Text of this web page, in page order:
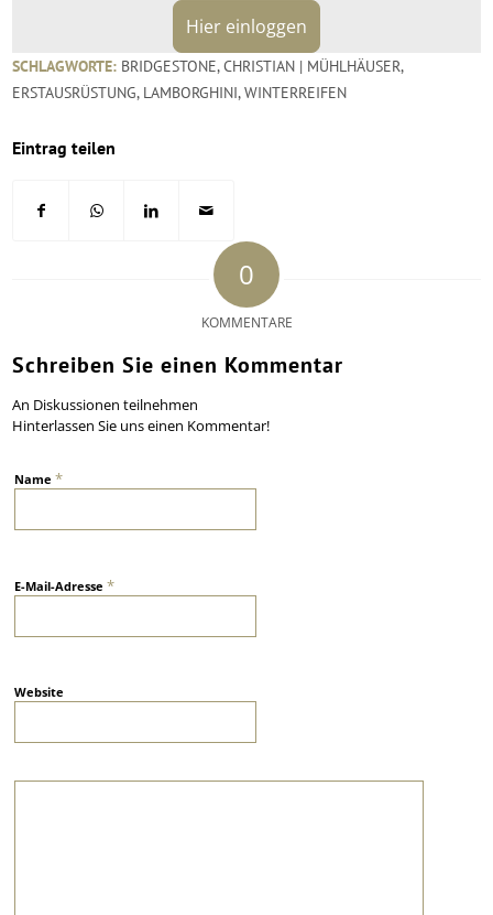
Hier einloggen
SCHLAGWORTE: BRIDGESTONE,CHRISTIAN | MÜHLHÄUSER,
ERSTAUSRÜSTUNG, LAMBORGHINI,WINTERREIFEN
Eintrag teilen
0
KOMMENTARE
Schreiben Sie einen Kommentar
An Diskussionen teilnehmen
Hinterlassen Sie uns einen Kommentar!
Name*
E-Mail-Adresse*
Website